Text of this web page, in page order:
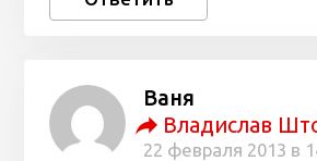
Ваня
Владислав
22 февраля 2013 в